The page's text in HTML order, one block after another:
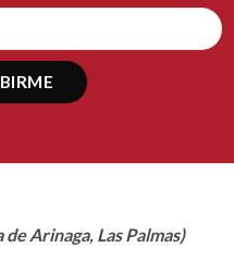
Arinaga, Las Palmas)